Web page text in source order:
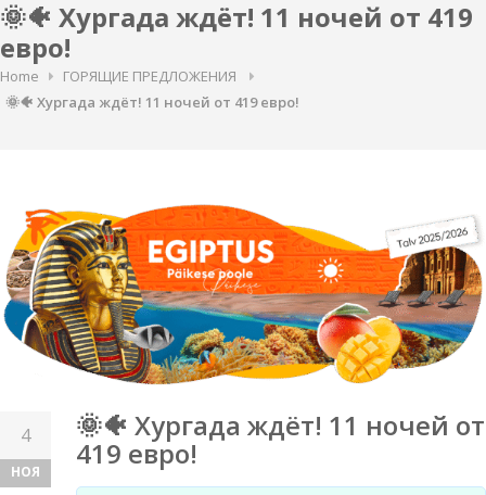
🌞🐠 Хургада ждёт! 11 ночей от 419
евро!
Home
ГОРЯЩИЕ ПРЕДЛОЖЕНИЯ
🌞🐠 Хургада ждёт! 11 ночей от 419 евро!
4
НОЯ
🌞🐠 Хургада ждёт! 11 ночей от
419 евро!